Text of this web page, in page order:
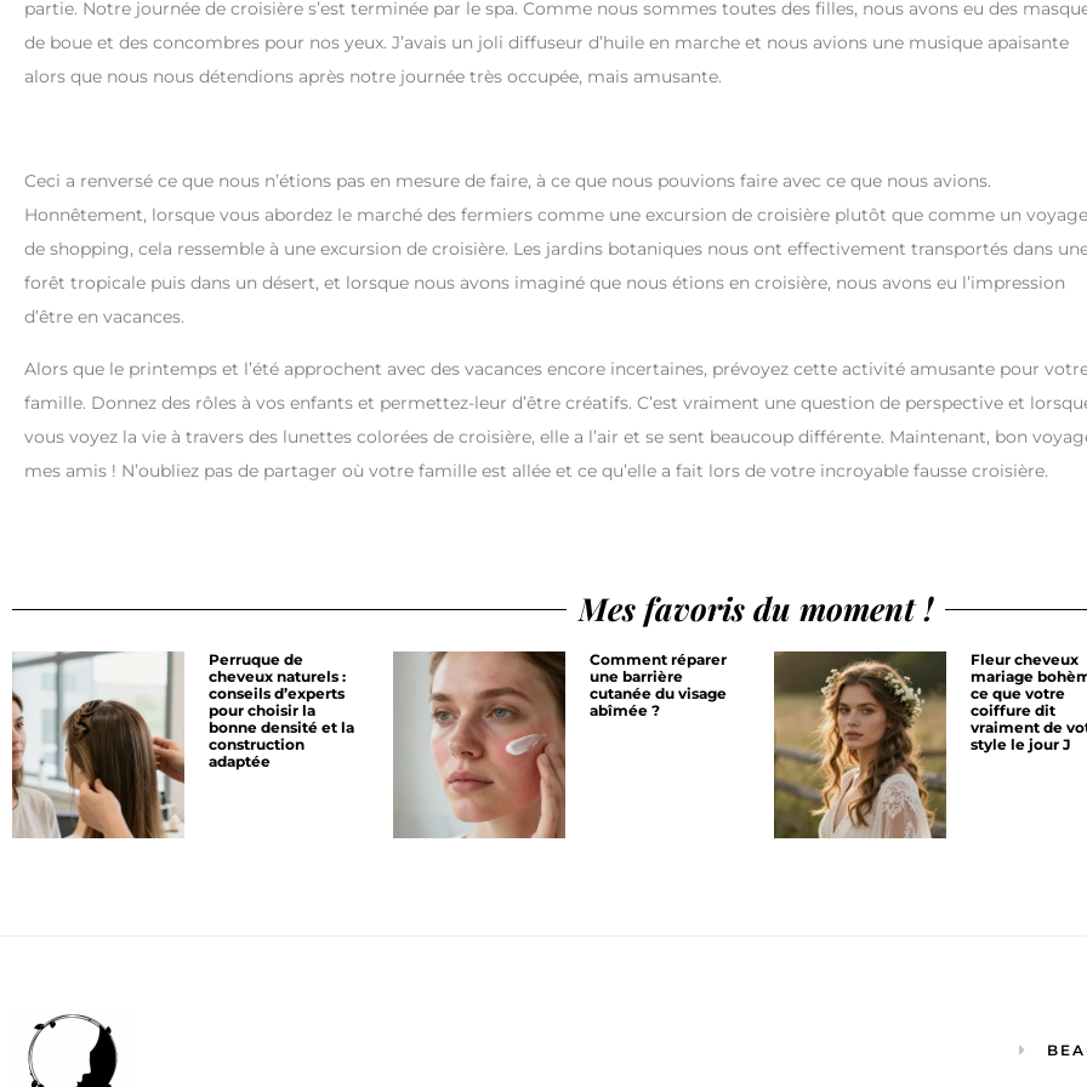
partie. Notre journée de croisière s’est terminée par le spa. Comme nous sommes toutes des filles, nous avons eu des
de boue et des concombres pour nos yeux. J’avais un joli diffuseur d’huile en marche et nous avions une musique apaisante
alors que nous nous détendions après notre journée très occupée, mais amusante.
Ceci a renversé ce que nous n’étions pas en mesure de faire, à ce que nous pouvions faire avec ce que nous avions.
Honnêtement, lorsque vous abordez le marché des fermiers comme une excursion de croisière plutôt que comme un voyage
de shopping, cela ressemble à une excursion de croisière. Les jardins botaniques nous ont effectivement transportés dans
forêt tropicale puis dans un désert, et lorsque nous avons imaginé que nous étions en croisière, nous avons eu l’impression
d’être en vacances.
Alors que le printemps et l’été approchent avec des vacances encore incertaines, prévoyez cette activité amusante pour
famille. Donnez des rôles à vos enfants et permettez-leur d’être créatifs. C’est vraiment une question de perspective et
vous voyez la vie à travers des lunettes colorées de croisière, elle a l’air et se sent beaucoup différente. Maintenant, bon
mes amis ! N’oubliez pas de partager où votre famille est allée et ce qu’elle a fait lors de votre incroyable fausse croisière.
Mes favoris du moment !
Perruque de
cheveux naturels :
conseils d’experts
pour choisir la
bonne densité et la
construction
adaptée
Comment réparer
une barrière
cutanée du visage
abîmée ?
Fleur cheveux
mariage
ce que votre
coiffure dit
vraiment de
style le jour J